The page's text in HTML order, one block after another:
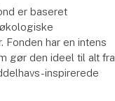
er baseret
Fonden har en intens
gør den ideel til alt fra
inspirerede